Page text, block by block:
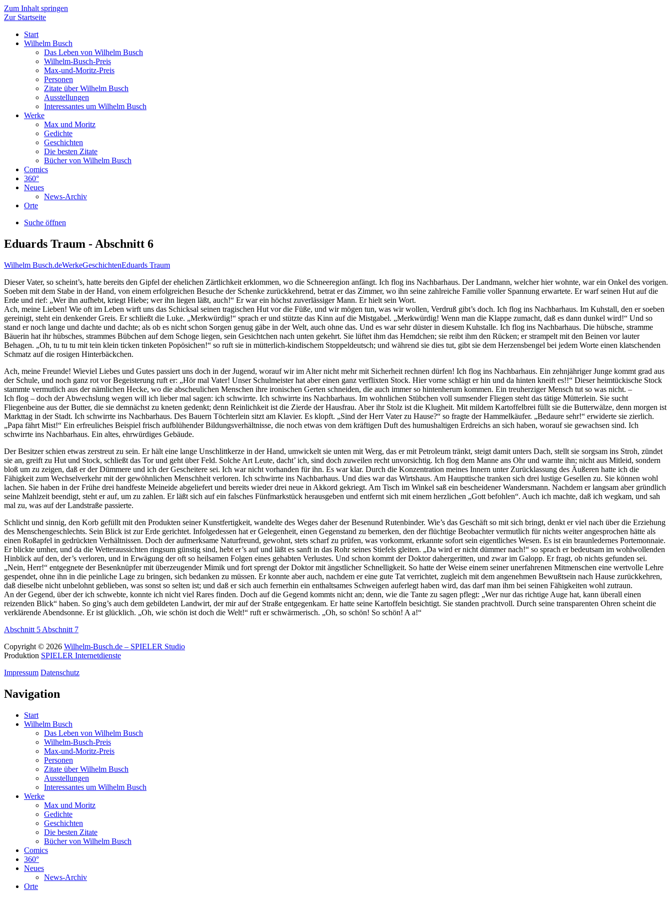
Zum Inhalt springen
Zur Startseite
Start
Wilhelm Busch
Das Leben von Wilhelm Busch
Wilhelm-Busch-Preis
Max-und-Moritz-Preis
Personen
Zitate über Wilhelm Busch
Ausstellungen
Interessantes um Wilhelm Busch
Werke
Max und Moritz
Gedichte
Geschichten
Die besten Zitate
Bücher von Wilhelm Busch
Comics
360°
Neues
News-Archiv
Orte
Suche öffnen
Eduards Traum - Abschnitt 6
Wilhelm Busch.deWerkeGeschichtenEduards Traum
Dieser Vater, so scheint’s, hatte bereits den Gipfel der ehelichen Zärtlichkeit erklommen, wo die Schneeregion anfängt. Ich flog ins Nachbarhaus. Der Landmann, welcher hier wohnte, war ein Onkel des vorigen.
Soeben mit dem Stabe in der Hand, von einem erfolgreichen Besuche der Schenke zurückkehrend, betrat er das Zimmer, wo ihn seine zahlreiche Familie voller Spannung erwartete. Er warf seinen Hut auf die
Erde und rief: „Wer ihn aufhebt, kriegt Hiebe; wer ihn liegen läßt, auch!“ Er war ein höchst zuverlässiger Mann. Er hielt sein Wort.
Ach, meine Lieben! Wie oft im Leben wirft uns das Schicksal seinen tragischen Hut vor die Füße, und wir mögen tun, was wir wollen, Verdruß gibt’s doch. Ich flog ins Nachbarhaus. Im Kuhstall, den er soeben
gereinigt, steht ein denkender Greis. Er schließt die Luke. „Merkwürdig!“ sprach er und stützte das Kinn auf die Mistgabel. „Merkwürdig! Wenn man die Klappe zumacht, daß es dann dunkel wird!“ Und so
stand er noch lange und dachte und dachte; als ob es nicht schon Sorgen genug gäbe in der Welt, auch ohne das. Und es war sehr düster in diesem Kuhstalle. Ich flog ins Nachbarhaus. Die hübsche, stramme
Bäuerin hat ihr hübsches, strammes Bübchen auf dem Schoge liegen, sein Gesichtchen nach unten gekehrt. Sie lüftet ihm das Hemdchen; sie reibt ihm den Rücken; er strampelt mit den Beinen vor lauter
Behagen. „Oh, tu tu tu mit tein klein ticken tinketen Popösichen!“ so ruft sie in mütterlich-kindischem Stoppeldeutsch; und während sie dies tut, gibt sie dem Herzensbengel bei jedem Worte einen klatschenden
Schmatz auf die rosigen Hinterbäckchen.
Ach, meine Freunde! Wieviel Liebes und Gutes passiert uns doch in der Jugend, worauf wir im Alter nicht mehr mit Sicherheit rechnen dürfen! Ich flog ins Nachbarhaus. Ein zehnjähriger Junge kommt grad aus
der Schule, und noch ganz rot vor Begeisterung ruft er: „Hör mal Vater! Unser Schulmeister hat aber einen ganz verflixten Stock. Hier vorne schlägt er hin und da hinten kneift es!!“ Dieser heimtückische Stock
stammte vermutlich aus der nämlichen Hecke, wo die abscheulichen Menschen ihre ironischen Gerten schneiden, die auch immer so hintenherum kommen. Ein treuherziger Mensch tut so was nicht. –
Ich flog – doch der Abwechslung wegen will ich lieber mal sagen: ich schwirrte. Ich schwirrte ins Nachbarhaus. Im wohnlichen Stübchen voll sumsender Fliegen steht das tätige Mütterlein. Sie sucht
Fliegenbeine aus der Butter, die sie demnächst zu kneten gedenkt; denn Reinlichkeit ist die Zierde der Hausfrau. Aber ihr Stolz ist die Klugheit. Mit mildem Kartoffelbrei füllt sie die Butterwälze, denn morgen ist
Markttag in der Stadt. Ich schwirrte ins Nachbarhaus. Des Bauern Töchterlein sitzt am Klavier. Es klopft. „Sind der Herr Vater zu Hause?“ so fragte der Hammelkäufer. „Bedaure sehr!“ erwiderte sie zierlich.
„Papa fährt Mist!“ Ein erfreuliches Beispiel frisch aufblühender Bildungsverhältnisse, die noch etwas von dem kräftigen Duft des humushaltigen Erdreichs an sich haben, worauf sie gewachsen sind. Ich
schwirrte ins Nachbarhaus. Ein altes, ehrwürdiges Gebäude.
Der Besitzer schien etwas zerstreut zu sein. Er hält eine lange Unschlittkerze in der Hand, umwickelt sie unten mit Werg, das er mit Petroleum tränkt, steigt damit unters Dach, stellt sie sorgsam ins Stroh, zündet
sie an, greift zu Hut und Stock, schließt das Tor und geht über Feld. Solche Art Leute, dacht’ ich, sind doch zuweilen recht unvorsichtig. Ich flog dem Manne ans Ohr und warnte ihn; nicht aus Mitleid, sondern
bloß um zu zeigen, daß er der Dümmere und ich der Gescheitere sei. Ich war nicht vorhanden für ihn. Es war klar. Durch die Konzentration meines Innern unter Zurücklassung des Äußeren hatte ich die
Fähigkeit zum Wechselverkehr mit der gewöhnlichen Menschheit verloren. Ich schwirrte ins Nachbarhaus. Und dies war das Wirtshaus. Am Haupttische tranken sich drei lustige Gesellen zu. Sie können wohl
lachen. Sie haben in der Frühe drei handfeste Meineide abgeliefert und bereits wieder drei neue in Akkord gekriegt. Am Tisch im Winkel saß ein bescheidener Wandersmann. Nachdem er langsam aber gründlich
seine Mahlzeit beendigt, steht er auf, um zu zahlen. Er läßt sich auf ein falsches Fünfmarkstück herausgeben und entfernt sich mit einem herzlichen „Gott befohlen“. Auch ich machte, daß ich wegkam, und sah
mal zu, was auf der Landstraße passierte.
Schlicht und sinnig, den Korb gefüllt mit den Produkten seiner Kunstfertigkeit, wandelte des Weges daher der Besenund Rutenbinder. Wie’s das Geschäft so mit sich bringt, denkt er viel nach über die Erziehung
des Menschengeschlechts. Sein Blick ist zur Erde gerichtet. Infolgedessen hat er Gelegenheit, einen Gegenstand zu bemerken, den der flüchtige Beobachter vermutlich für nichts weiter angesprochen hätte als
einen Roßapfel in gedrückten Verhältnissen. Doch der aufmerksame Naturfreund, gewohnt, stets scharf zu prüfen, was vorkommt, erkannte sofort sein eigentliches Wesen. Es ist ein braunledernes Portemonnaie.
Er blickte umher, und da die Wetteraussichten ringsum günstig sind, hebt er’s auf und läßt es sanft in das Rohr seines Stiefels gleiten. „Da wird er nicht dümmer nach!“ so sprach er bedeutsam im wohlwollenden
Hinblick auf den, der’s verloren, und in Erwägung der oft so heilsamen Folgen eines gehabten Verlustes. Und schon kommt der Doktor dahergeritten, und zwar im Galopp. Er fragt, ob nichts gefunden sei.
„Nein, Herr!“ entgegnete der Besenknüpfer mit überzeugender Mimik und fort sprengt der Doktor mit ängstlicher Schnelligkeit. So hatte der Weise einem seiner unerfahrenen Mitmenschen eine wertvolle Lehre
gespendet, ohne ihn in die peinliche Lage zu bringen, sich bedanken zu müssen. Er konnte aber auch, nachdem er eine gute Tat verrichtet, zugleich mit dem angenehmen Bewußtsein nach Hause zurückkehren,
daß dieselbe nicht unbelohnt geblieben, was sonst so selten ist; und daß er sich auch fernerhin ein enthaltsames Schweigen auferlegt haben wird, das darf man ihm bei seinen Fähigkeiten wohl zutraun.
An der Gegend, über der ich schwebte, konnte ich nicht viel Rares finden. Doch auf die Gegend kommts nicht an; denn, wie die Tante zu sagen pflegt: „Wer nur das richtige Auge hat, kann überall einen
reizenden Blick“ haben. So ging’s auch dem gebildeten Landwirt, der mir auf der Straße entgegenkam. Er hatte seine Kartoffeln besichtigt. Sie standen prachtvoll. Durch seine transparenten Ohren scheint die
verklärende Abendsonne. Er ist glücklich. „Oh, wie schön ist doch die Welt!“ ruft er schwärmerisch. „Oh, so schön! So schön! A a!“
Abschnitt 5 Abschnitt 7
Copyright © 2026 Wilhelm-Busch.de – SPIELER Studio
Produktion SPIELER Internetdienste
Impressum Datenschutz
Navigation
Start
Wilhelm Busch
Das Leben von Wilhelm Busch
Wilhelm-Busch-Preis
Max-und-Moritz-Preis
Personen
Zitate über Wilhelm Busch
Ausstellungen
Interessantes um Wilhelm Busch
Werke
Max und Moritz
Gedichte
Geschichten
Die besten Zitate
Bücher von Wilhelm Busch
Comics
360°
Neues
News-Archiv
Orte